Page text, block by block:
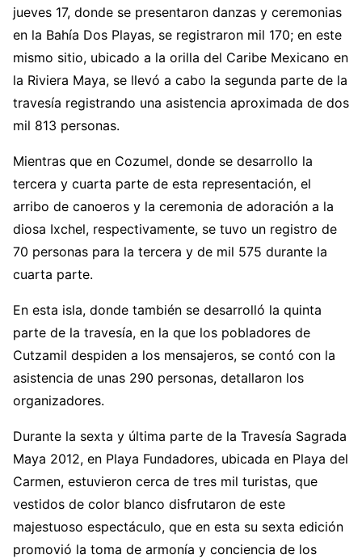
jueves 17, donde se presentaron danzas y ceremonias
en la Bahía Dos Playas, se registraron mil 170; en este
mismo sitio, ubicado a la orilla del Caribe Mexicano en
la Riviera Maya, se llevó a cabo la segunda parte de la
travesía registrando una asistencia aproximada de dos
mil 813 personas.
Mientras que en Cozumel, donde se desarrollo la
tercera y cuarta parte de esta representación, el
arribo de canoeros y la ceremonia de adoración a la
diosa Ixchel, respectivamente, se tuvo un registro de
70 personas para la tercera y de mil 575 durante la
cuarta parte.
En esta isla, donde también se desarrolló la quinta
parte de la travesía, en la que los pobladores de
Cutzamil despiden a los mensajeros, se contó con la
asistencia de unas 290 personas, detallaron los
organizadores.
Durante la sexta y última parte de la Travesía Sagrada
Maya 2012, en Playa Fundadores, ubicada en Playa del
Carmen, estuvieron cerca de tres mil turistas, que
vestidos de color blanco disfrutaron de este
majestuoso espectáculo, que en esta su sexta edición
promovió la toma de armonía y conciencia de los